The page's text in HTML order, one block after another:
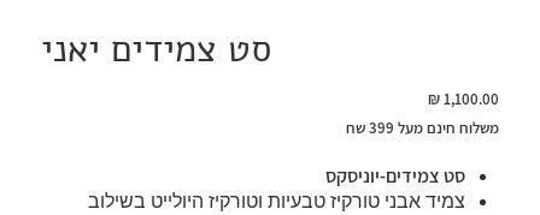
סט צמידים יאני
מחיר
משלוח חינם מעל 399 שח
סט צמידים-יוניסקס
צמיד אבני טורקיז טבעיות וטורקיז היולייט בשילוב